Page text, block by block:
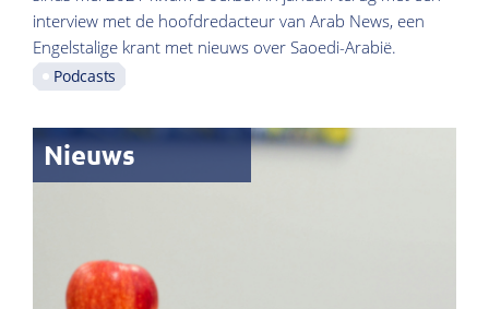
interview met de hoofdredacteur van Arab News, een
Engelstalige krant met nieuws over Saoedi-Arabië.
Podcasts
Nieuws